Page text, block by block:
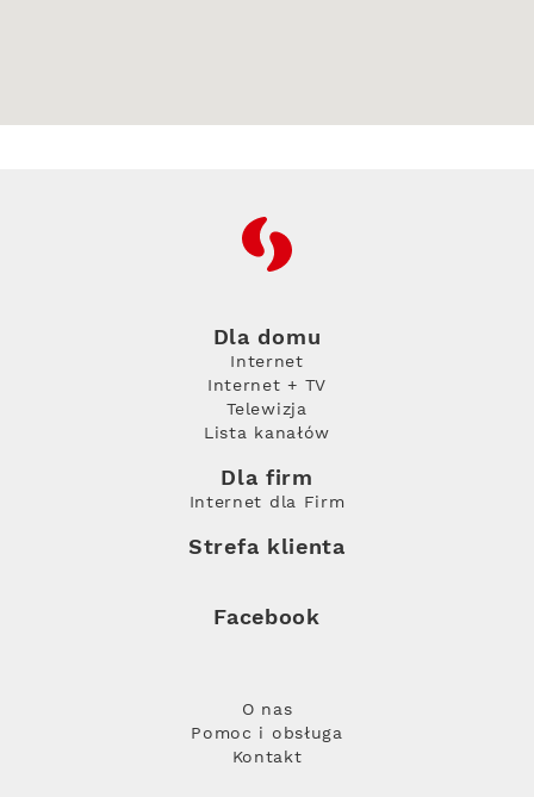
RFC
Dla domu
Internet
Internet + TV
Telewizja
Lista kanałów
Dla firm
Internet dla Firm
Strefa klienta
Facebook
O nas
Pomoc i obsługa
Kontakt